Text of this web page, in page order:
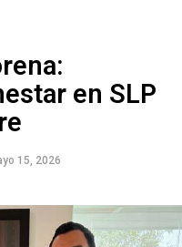
en SLP
15, 2026